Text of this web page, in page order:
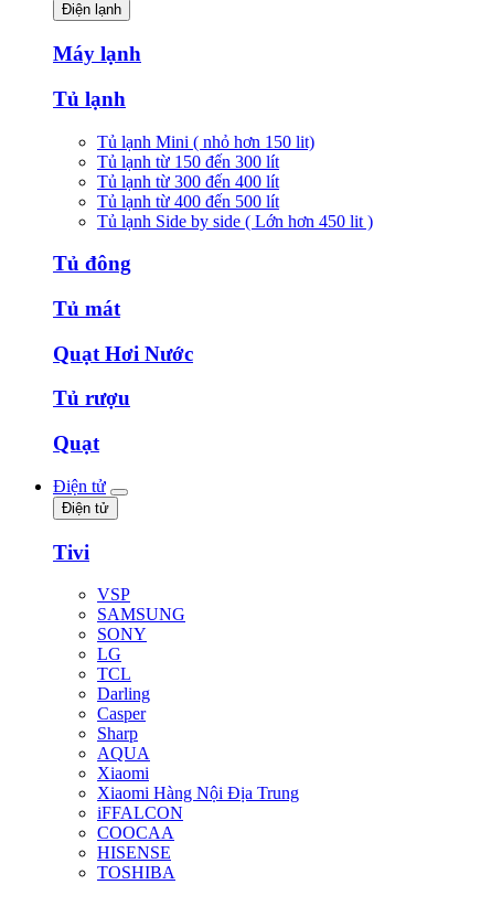
Điện lạnh
Máy lạnh
Tủ lạnh
Tủ lạnh Mini ( nhỏ hơn 150 lit)
Tủ lạnh từ 150 đến 300 lít
Tủ lạnh từ 300 đến 400 lít
Tủ lạnh từ 400 đến 500 lít
Tủ lạnh Side by side ( Lớn hơn 450 lit )
Tủ đông
Tủ mát
Quạt Hơi Nước
Tủ rượu
Quạt
Điện tử
Điện tử
Tivi
VSP
SAMSUNG
SONY
LG
TCL
Darling
Casper
Sharp
AQUA
Xiaomi
Xiaomi Hàng Nội Địa Trung
iFFALCON
COOCAA
HISENSE
TOSHIBA